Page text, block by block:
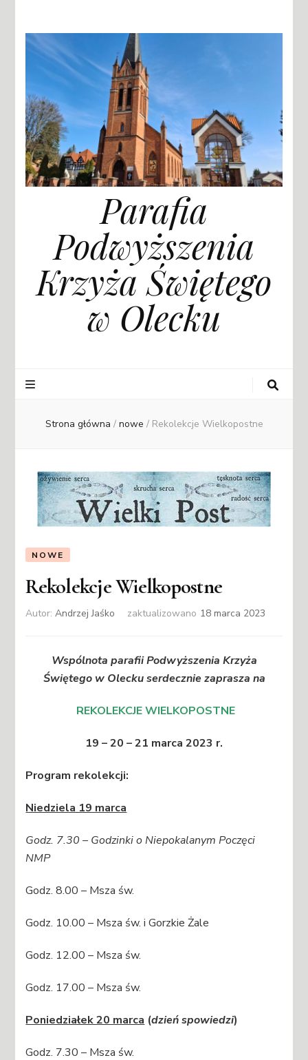
Parafia
Podwyższenia
Krzyża Świętego
w Olecku
Strona główna / nowe / Rekolekcje Wielkopostne
NOWE
Rekolekcje Wielkopostne
Autor:Andrzej Jaśko zaktualizowano 18 marca 2023
Wspólnota parafii Podwyższenia Krzyża
Świętegow Oleckuserdecznie zaprasza na
REKOLEKCJE WIELKOPOSTNE
19 – 20 – 21 marca 2023 r.
Program rekolekcji:
Niedziela 19 marca
Godz. 7.30 – Godzinki o Niepokalanym Poczęci
NMP
Godz. 8.00 – Msza św.
Godz. 10.00 – Msza św. i Gorzkie Żale
Godz. 12.00 – Msza św.
Godz. 17.00 – Msza św.
Poniedziałek 20 marca (dzień spowiedzi)
Godz. 7.30 – Msza św.